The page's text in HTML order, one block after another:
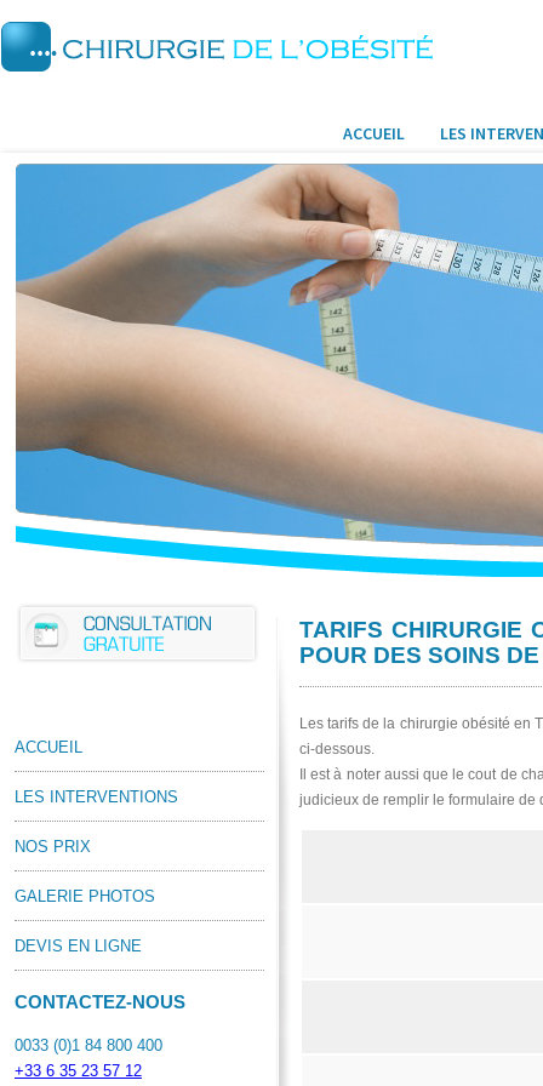
ACCUEIL LES
ACCUEIL
LES INTERVENTIONS
NOS PRIX
GALERIE PHOTOS
DEVIS EN LIGNE
CONTACTEZ-NOUS
0033 (0)1 84 800 400
+33 6 35 23 57 12
TARIFS CHIRURGIE
POUR DES SOINS
Les tarifs de la chirurgie obésité en
ci-dessous.
Il est à noter aussi que le cout de
judicieux de remplir le formulaire de